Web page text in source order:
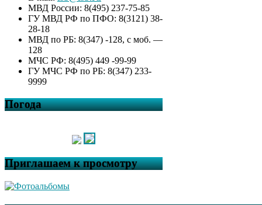
МВД России: 8(495) 237-75-85
ГУ МВД РФ по ПФО: 8(3121) 38-
28-18
МВД по РБ: 8(347) -128, с моб. —
128
МЧС РФ: 8(495) 449 -99-99
ГУ МЧС РФ по РБ: 8(347) 233-
9999
Погода
Приглашаем к просмотру